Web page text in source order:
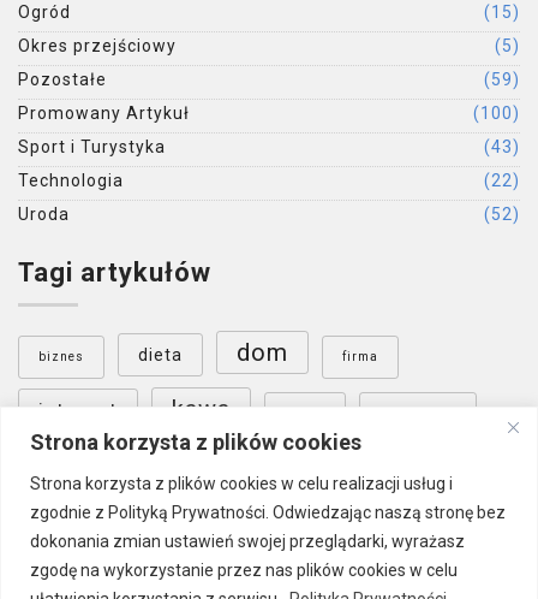
Strona korzysta z plików cookies
Strona korzysta z plików cookies w celu realizacji usług i
zgodnie z Polityką Prywatności. Odwiedzając naszą stronę bez
dokonania zmian ustawień swojej przeglądarki, wyrażasz
zgodę na wykorzystanie przez nas plików cookies w celu
Ogród
(15)
Okres przejściowy
(5)
Pozostałe
(59)
Promowany Artykuł
(100)
Sport i Turystyka
(43)
Technologia
(22)
Uroda
(52)
Tagi artykułów
biznes dieta dom firma
internet kawa
szkolenia Warszawa wnętrza